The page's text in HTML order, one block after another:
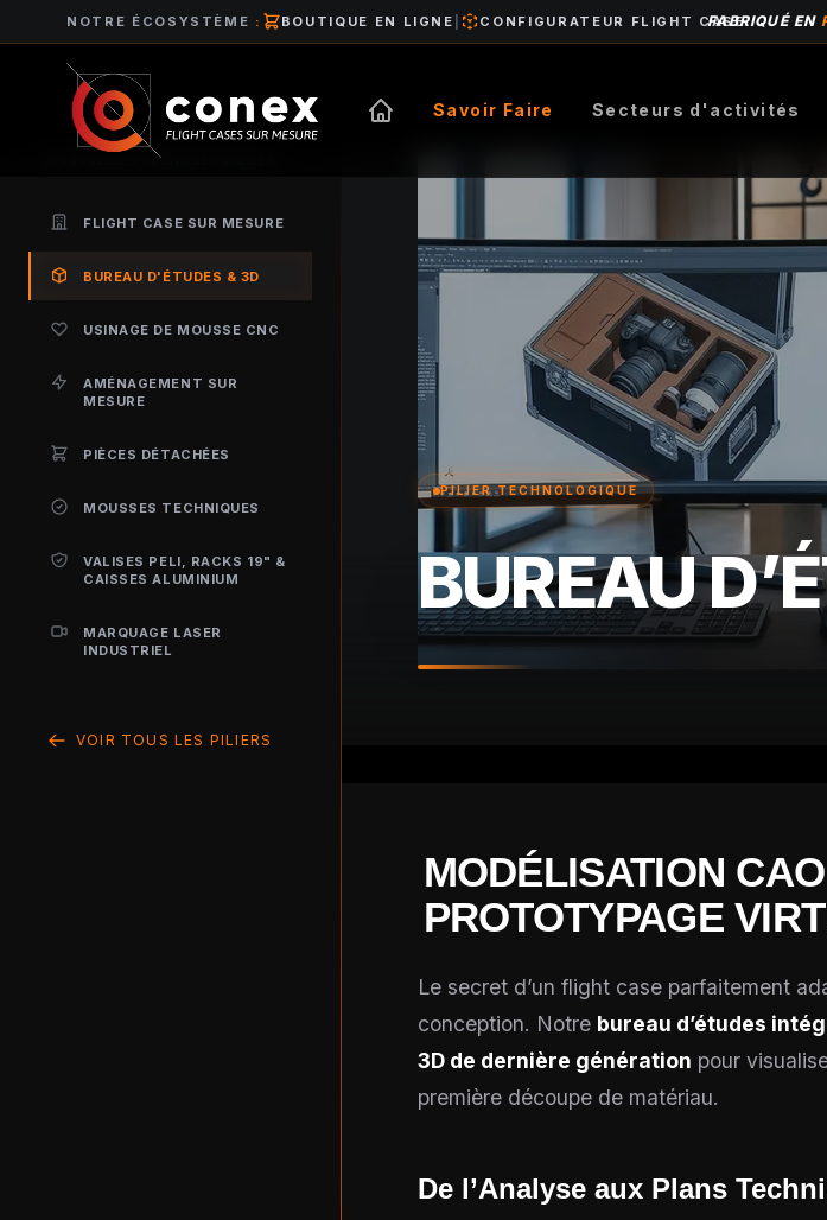
NOTRE ÉCOSYSTÈME : BOUTIQUE EN LIGNE CONFIGURATEUR FLIGHT CASEFABRIQUÉ EN
Savoir Faire Secteurs d'activités
NOS PILIERS TECHNOLOGIQUES
FLIGHT CASE SUR MESURE
BUREAU D'ÉTUDES & 3D
USINAGE DE MOUSSE CNC
AMÉNAGEMENT SUR
MESURE
PIÈCES DÉTACHÉES
MOUSSES TECHNIQUES
VALISES PELI, RACKS 19" &
CAISSES ALUMINIUM
MARQUAGE LASER
INDUSTRIEL
VOIR TOUS LES PILIERS
PILIER TECHNOLOGIQUE
BUREAU
MODÉLISATION
PROTOTYPAGE
Le secret d’un flight case parfaitement
conception. Notre bureau d’études
3D de dernière génération pour
première découpe de matériau.
De l’Analyse aux Plans